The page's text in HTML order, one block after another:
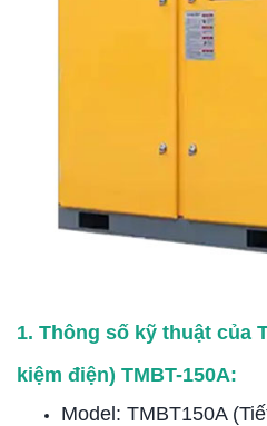
1. Thông số kỹ thuật của
kiệm điện) TMBT-150A:
Model: TMBT150A